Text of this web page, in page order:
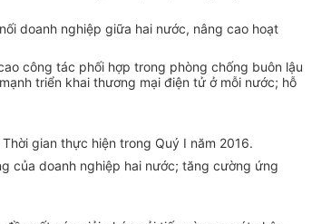
doanh nghiệp giữa hai nước, nâng cao hoạt
công tác phối hợp trong phòng chống buôn lậu
triển khai thương mại điện tử ở mỗi nước; hỗ
gian thực hiện trong Quý I năm 2016.
của doanh nghiệp hai nước; tăng cường ứng